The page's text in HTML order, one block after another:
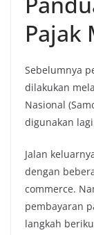
Pajak
Sebelumnya
dilakukan
Nasional
digunakan
Jalan
dengan
commerce.
pembayaran
langkah